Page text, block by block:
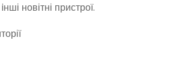
новітні пристрої.